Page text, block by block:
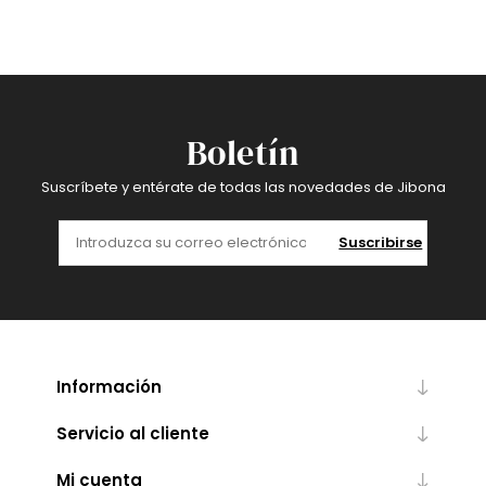
Boletín
Suscríbete y entérate de todas las novedades de Jibona
Suscribirse
Información
Servicio al cliente
Mi cuenta